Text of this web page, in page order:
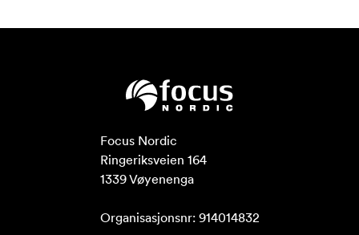
Focus Nordic
Ringeriksveien 164
1339 Vøyenenga
Organisasjonsnr: 914014832